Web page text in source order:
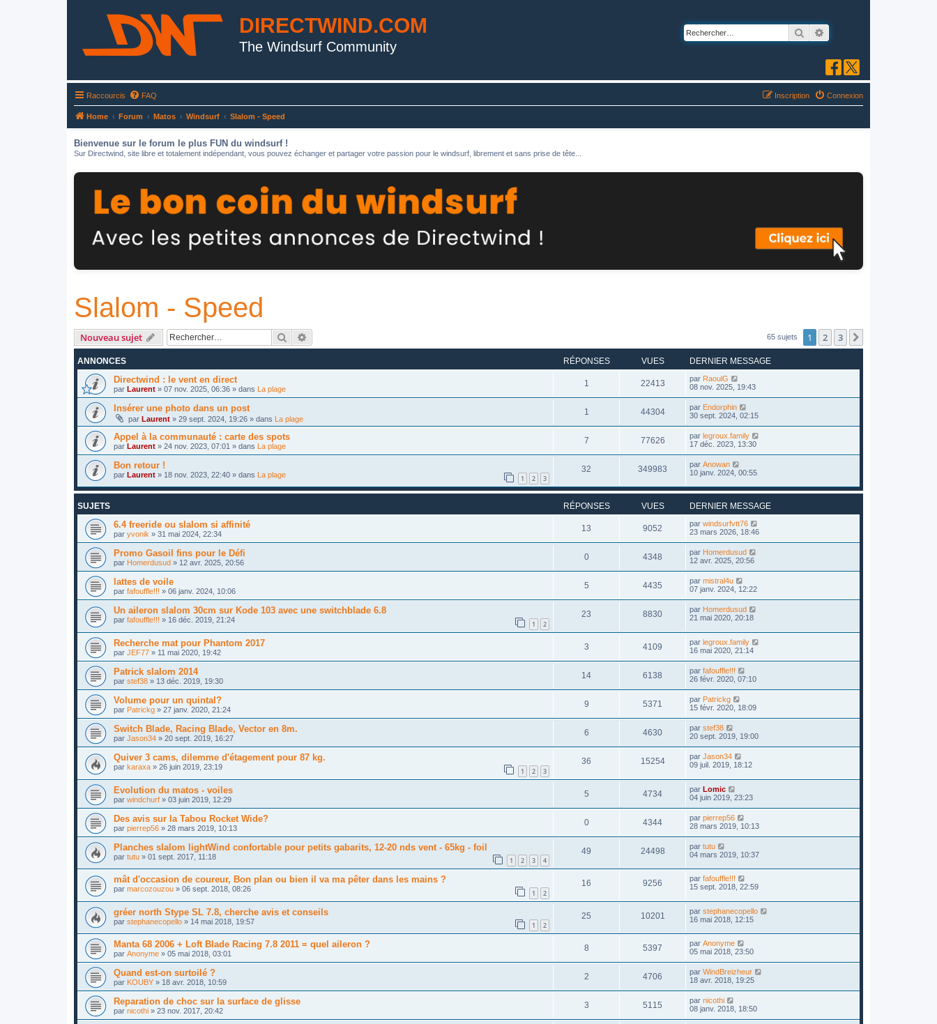
DIRECTWIND.COM
The Windsurf Community
Rechercher
Raccourcis FAQ Connexion
Inscription
Home Forum Matos Windsurf Slalom - Speed
Bienvenue sur le forum le plus FUN du windsurf !
Sur Directwind, site libre et totalement indépendant, vous pouvez échanger et partager votre passion pour le windsurf, librement et sans prise de tête...
Slalom - Speed
Nouveau sujet Rechercher 65 sujets 1 2 3
ANNONCES RÉPONSES VUES DERNIER MESSAGE
Directwind : le vent en direct
par Laurent » 07 nov. 2025, 06:36 » dans La plage
1 22413 par RaoulG
08 nov. 2025, 19:43
Insérer une photo dans un post
par Laurent » 29 sept. 2024, 19:26 » dans La plage
1 44304 par Endorphin
30 sept. 2024, 02:15
Appel à la communauté : carte des spots
par Laurent » 24 nov. 2023, 07:01 » dans La plage
7 77626 par legroux.family
17 déc. 2023, 13:30
Bon retour !
par Laurent » 18 nov. 2023, 22:40 » dans La plage 1 2 3
32 349983 par Anowan
10 janv. 2024, 00:55
SUJETS RÉPONSES VUES DERNIER MESSAGE
6.4 freeride ou slalom si affinité
par yvonik » 31 mai 2024, 22:34
13 9052 par windsurfvtt76
23 mars 2026, 18:46
Promo Gasoil fins pour le Défi
par Homerdusud » 12 avr. 2025, 20:56
0 4348 par Homerdusud
12 avr. 2025, 20:56
lattes de voile
par fafouffle!!! » 06 janv. 2024, 10:06
5 4435 par mistral4u
07 janv. 2024, 12:22
Un aileron slalom 30cm sur Kode 103 avec une switchblade 6.8
par fafouffle!!! » 16 déc. 2019, 21:24 1 2
23 8830 par Homerdusud
21 mai 2020, 20:18
Recherche mat pour Phantom 2017
par JEF77 » 11 mai 2020, 19:42
3 4109 par legroux.family
16 mai 2020, 21:14
Patrick slalom 2014
par stef38 » 13 déc. 2019, 19:30
14 6138 par fafouffle!!!
26 févr. 2020, 07:10
Volume pour un quintal?
par Patrickg » 27 janv. 2020, 21:24
9 5371 par Patrickg
15 févr. 2020, 18:09
Switch Blade, Racing Blade, Vector en 8m.
par Jason34 » 20 sept. 2019, 16:27
6 4630 par stef38
20 sept. 2019, 19:00
Quiver 3 cams, dilemme d'étagement pour 87 kg.
par karaxa » 26 juin 2019, 23:19 1 2 3
36 15254 par Jason34
09 juil. 2019, 18:12
Evolution du matos - voiles
par windchurf » 03 juin 2019, 12:29
5 4734 par Lomic
04 juin 2019, 23:23
Des avis sur la Tabou Rocket Wide?
par pierrep56 » 28 mars 2019, 10:13
0 4344 par pierrep56
28 mars 2019, 10:13
Planches slalom lightWind confortable pour petits gabarits, 12-20 nds vent - 65kg - foil
par tutu » 01 sept. 2017, 11:18 1 2 3 4
49 24498 par tutu
04 mars 2019, 10:37
mât d'occasion de coureur, Bon plan ou bien il va ma pêter dans les mains ?
par marcozouzou » 06 sept. 2018, 08:26 1 2
16 9256 par fafouffle!!!
15 sept. 2018, 22:59
gréer north Stype SL 7.8, cherche avis et conseils
par stephanecopello » 14 mai 2018, 19:57 1 2
25 10201 par stephanecopello
16 mai 2018, 12:15
Manta 68 2006 + Loft Blade Racing 7.8 2011 = quel aileron ?
par Anonyme » 05 mai 2018, 03:01
8 5397 par Anonyme
05 mai 2018, 23:50
Quand est-on surtoilé ?
par KOUBY » 18 avr. 2018, 10:59
2 4706 par WindBreizheur
18 avr. 2018, 19:25
Reparation de choc sur la surface de glisse
par nicothi » 23 nov. 2017, 20:42
3 5115 par nicothi
08 janv. 2018, 18:50